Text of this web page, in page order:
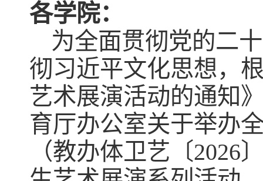
各学院：
为全面贯彻党的二
彻习近平文化思想，
艺术展演活动的通知
育厅办公室关于举办
（教办体卫艺〔2026